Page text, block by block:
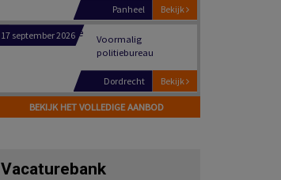
Bekijk
Dordrecht
17 september 2026
Voormalig
politiebureau
Bekijk
Hilversum
17 september 2026
Voormalig
BEKIJK HET VOLLEDIGE AANBOD
Vacaturebank